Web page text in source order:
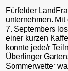
Fürfelder
unternehmen.
7. Septembers
einer kurzen
konnte jede/r
Überlinger
Sommerwetter